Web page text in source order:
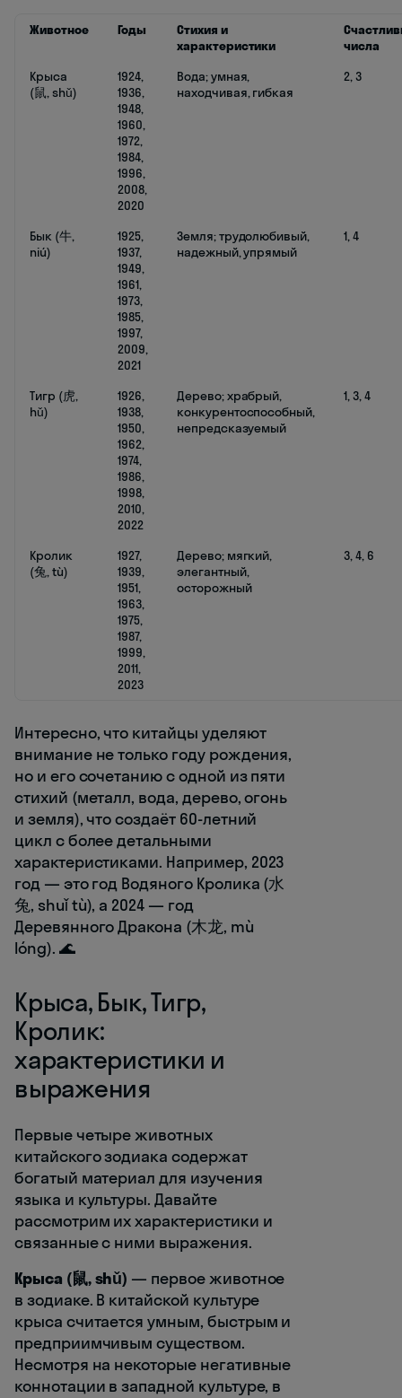
Животное Годы
Стихия и
характеристики
числа
Крыса
(鼠, shǔ)
1924,
1936,
1948,
1960,
1972,
1984,
1996,
2008,
2020
Вода; умная,
находчивая, гибкая
2, 3
Бык (牛,
niú)
1925,
1937,
1949,
1961,
1973,
1985,
1997,
2009,
2021
Земля; трудолюбивый,
надежный, упрямый
1, 4
Тигр (虎,
hǔ)
1926,
1938,
1950,
1962,
1974,
1986,
1998,
2010,
2022
Дерево; храбрый,
конкурентоспособный,
непредсказуемый
1, 3, 4
Кролик
(兔, tù)
1927,
1939,
1951,
1963,
1975,
1987,
1999,
2011,
2023
Дерево; мягкий,
элегантный,
осторожный
3, 4, 6
Интересно, что китайцы уделяют
внимание не только году рождения,
но и его сочетанию с одной из пяти
стихий (металл, вода, дерево, огонь
и земля), что создаёт 60-летний
цикл с более детальными
характеристиками. Например, 2023
год — это год Водяного Кролика (水
兔, shuǐ tù), а 2024 — год
Деревянного Дракона (木龙, mù
lóng). 🌊
Крыса, Бык, Тигр,
Кролик:
характеристики и
выражения
Первые четыре животных
китайского зодиака содержат
богатый материал для изучения
языка и культуры. Давайте
рассмотрим их характеристики и
связанные с ними выражения.
Крыса (鼠, shǔ) — первое животное
в зодиаке. В китайской культуре
крыса считается умным, быстрым и
предприимчивым существом.
Несмотря на некоторые негативные
коннотации в западной культуре, в